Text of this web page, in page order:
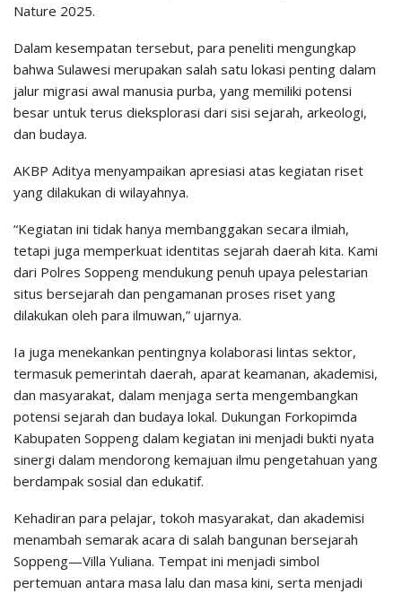
Nature 2025.
Dalam kesempatan tersebut, para peneliti mengungkap
bahwa Sulawesi merupakan salah satu lokasi penting dalam
jalur migrasi awal manusia purba, yang memiliki potensi
besar untuk terus dieksplorasi dari sisi sejarah, arkeologi,
dan budaya.
AKBP Aditya menyampaikan apresiasi atas kegiatan riset
yang dilakukan di wilayahnya.
“Kegiatan ini tidak hanya membanggakan secara ilmiah,
tetapi juga memperkuat identitas sejarah daerah kita. Kami
dari Polres Soppeng mendukung penuh upaya pelestarian
situs bersejarah dan pengamanan proses riset yang
dilakukan oleh para ilmuwan,” ujarnya.
Ia juga menekankan pentingnya kolaborasi lintas sektor,
termasuk pemerintah daerah, aparat keamanan, akademisi,
dan masyarakat, dalam menjaga serta mengembangkan
potensi sejarah dan budaya lokal. Dukungan Forkopimda
Kabupaten Soppeng dalam kegiatan ini menjadi bukti nyata
sinergi dalam mendorong kemajuan ilmu pengetahuan yang
berdampak sosial dan edukatif.
Kehadiran para pelajar, tokoh masyarakat, dan akademisi
menambah semarak acara di salah bangunan bersejarah
Soppeng—Villa Yuliana. Tempat ini menjadi simbol
pertemuan antara masa lalu dan masa kini, serta menjadi